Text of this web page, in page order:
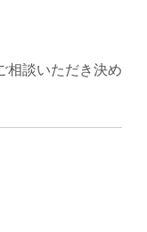
相談いただき決め